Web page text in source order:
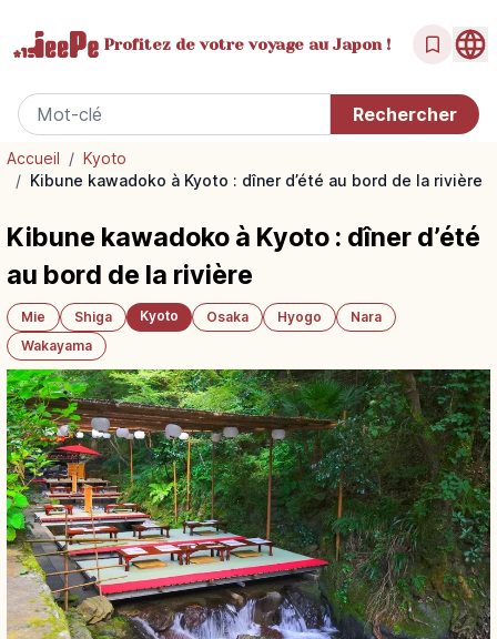
Profitez de votrevoyage au Japon !
Accueil / Kyoto
/ Kibune kawadoko à Kyoto : dîner d’été au bord de la rivière
Kibune kawadoko à Kyoto : dîner d’été
au bord de la rivière
Mie Shiga Kyoto Osaka Hyogo
Nara
Wakayama